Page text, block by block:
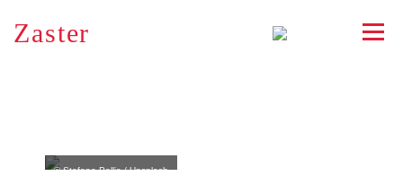
RSS
Zaster
© Stefano Pollio / Unsplash